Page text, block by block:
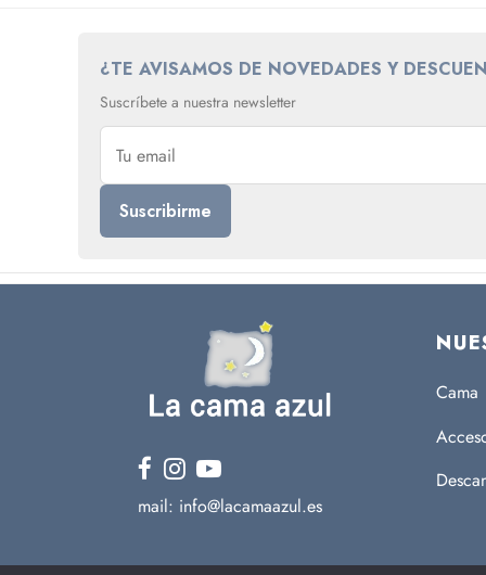
¿TE AVISAMOS DE NOVEDADES Y
Suscríbete a nuestra newsletter
mail: info@lacamaazul.es
Cama